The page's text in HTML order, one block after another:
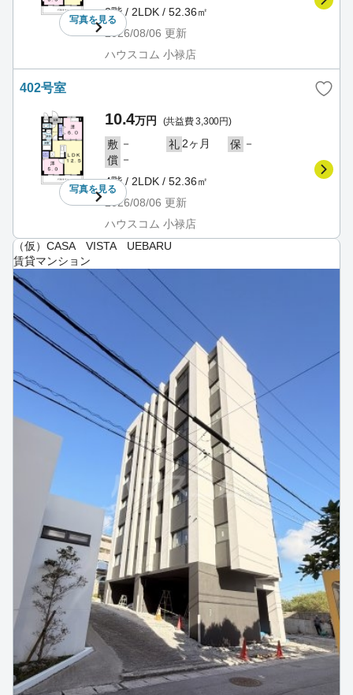
写真を見る
2階 / 2LDK / 52.36㎡
2026/08/06 更新
ハウスコム 小禄店
402号室
写真を見る
10.4万円 (共益費 3,300円)
敷 － 礼 2ヶ月 保 －
償 －
4階 / 2LDK / 52.36㎡
2026/08/06 更新
ハウスコム 小禄店
（仮）CASA VISTA UEBARU
賃貸マンション